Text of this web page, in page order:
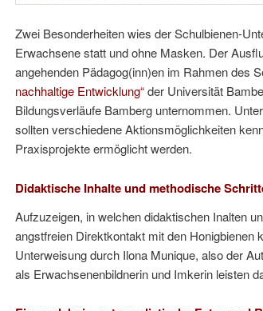
Zwei Besonderheiten wies der Schulbienen-
Erwachsene statt und ohne Masken. Der
angehenden Pädagog(inn)en im Rahmen des
nachhaltige Entwicklung“der Universität
Bildungsverläufe Bamberg unternommen.
sollten verschiedene Aktionsmöglichkeiten
Praxisprojekte ermöglicht werden.
Didaktische Inhalte und methodische
Aufzuzeigen, in welchen didaktischen Inalten
angstfreien Direktkontakt mit den
Unterweisung durch Ilona Munique, also der
als Erwachsenenbildnerin und Imkerin leisten